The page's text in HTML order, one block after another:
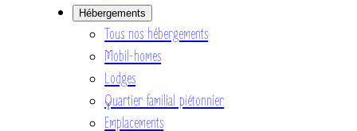
Hébergements
Tous nos hébergements
Mobil-homes
Lodges
Quartier familial piétonnier
Emplacements